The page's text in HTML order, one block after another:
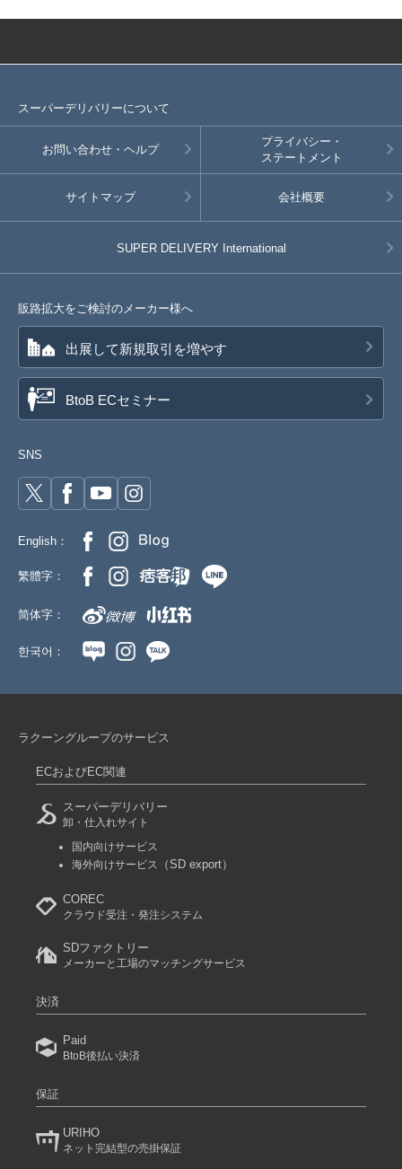
スーパーデリバリーについて
お問い合わせ・ヘルプ
プライバシー・
ステートメント
サイトマップ 会社概要
SUPER DELIVERY International
販路拡大をご検討のメーカー様へ
出展して新規取引を増やす
BtoB ECセミナー
SNS
English：
繁體字：
简体字：
한국어：
ラクーングループのサービス
ECおよびEC関連
スーパーデリバリー
卸・仕入れサイト
国内向けサービス
海外向けサービス
（SD export）
COREC
クラウド受注・発注システム
SDファクトリー
メーカーと工場のマッチングサービス
決済
Paid
BtoB後払い決済
保証
URIHO
ネット完結型の売掛保証